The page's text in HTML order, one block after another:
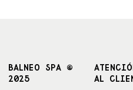
BALNEO SPA ©
2025
AL